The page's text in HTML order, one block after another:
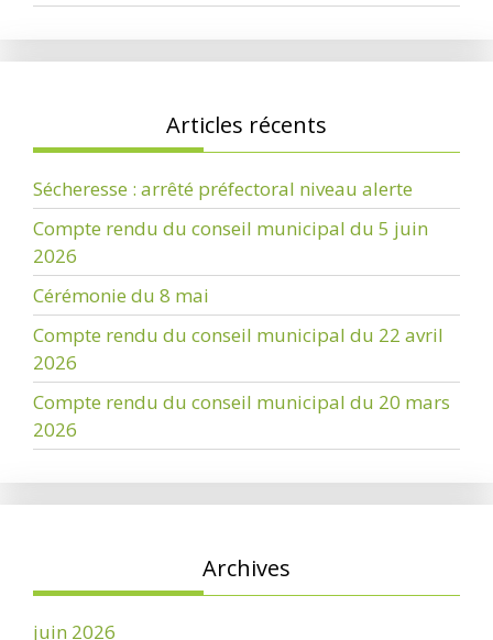
Articles récents
Sécheresse : arrêté préfectoral niveau alerte
Compte rendu du conseil municipal du 5 juin
2026
Cérémonie du 8 mai
Compte rendu du conseil municipal du 22 avril
2026
Compte rendu du conseil municipal du 20 mars
2026
Archives
juin 2026